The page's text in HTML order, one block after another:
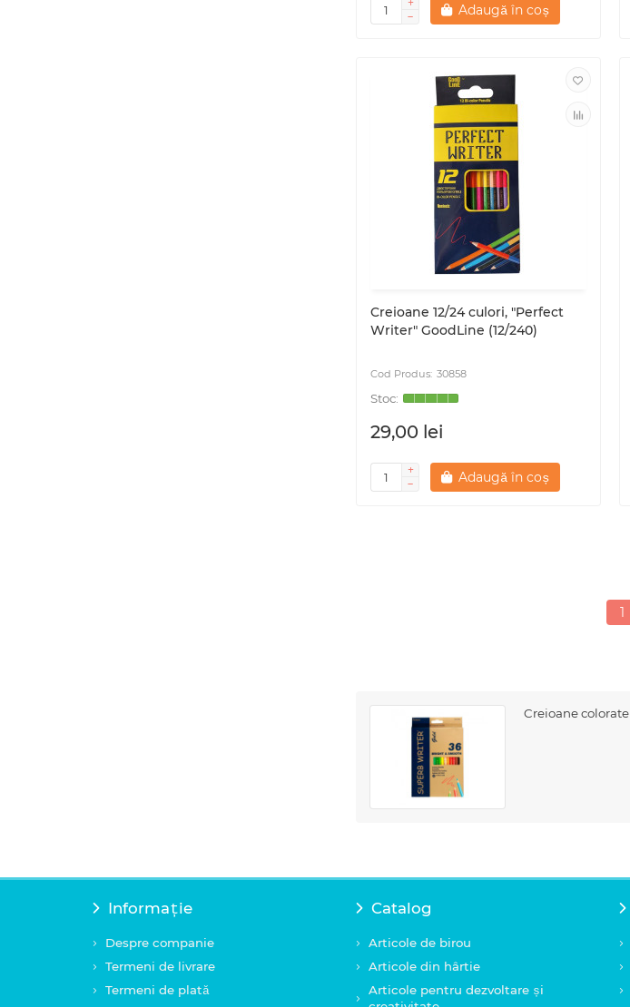
Adaugă în coș
Creioane 12/24 culori, "Perfect
Writer" GoodLine (12/240)
30858
29,00 lei
Adaugă în coș
1
Creioane colorate
Informație
Despre companie
Termeni de livrare
Termeni de plată
Catalog
Articole de birou
Articole din hârtie
Articole pentru dezvoltare și